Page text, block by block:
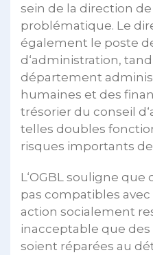
sein de la direction de
problématique. Le
également le poste
d‘administration,
département
humaines et des
trésorier du conseil
telles doubles
risques importants
L‘OGBL souligne
pas compatibles
action socialement
inacceptable que
soient réparées au